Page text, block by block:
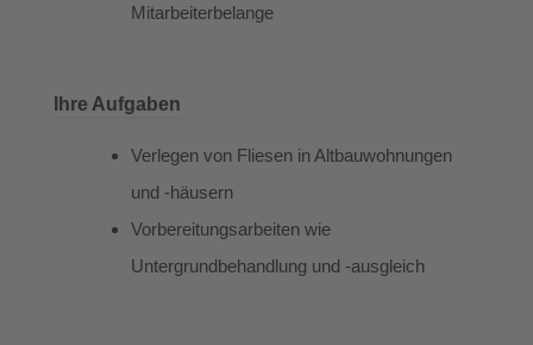
Mitarbeiterbelange
Ihre Aufgaben
Verlegen von Fliesen in Altbauwohnungen
und -häusern
Vorbereitungsarbeiten wie
Untergrundbehandlung und -ausgleich